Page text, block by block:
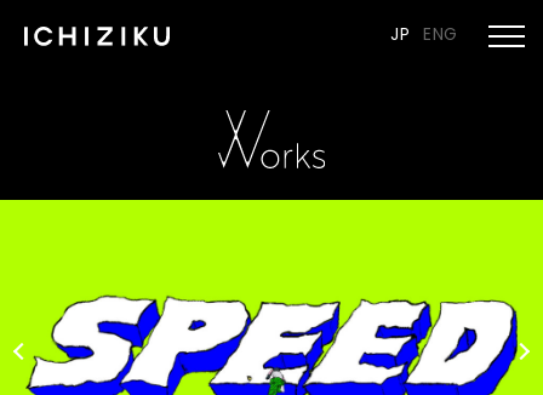
JP ENG